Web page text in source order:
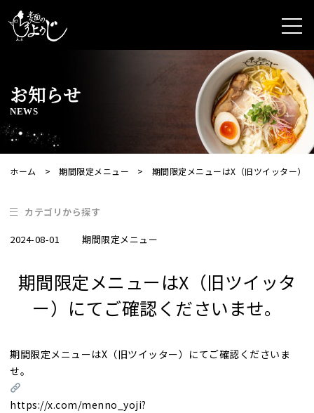
お知らせ
NEWS
ホーム 期間限定メニュー 期間限定メニューはX（旧ツイッター）
カテゴリから探す
お知らせ
2024-08-01 期間限定メニュー
期間限定メニューはX（旧ツイッタ
ー）にてご確認くださいませ。
期間限定メニューはX（旧ツイッター）にてご確認くださいま
せ。
https://x.com/menno_yoji?